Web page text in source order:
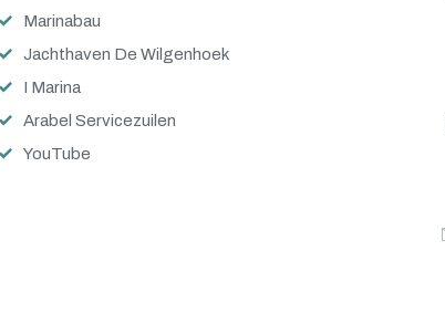
Marinabau
Jachthaven De Wilgenhoek
I Marina
Arabel Servicezuilen
YouTube